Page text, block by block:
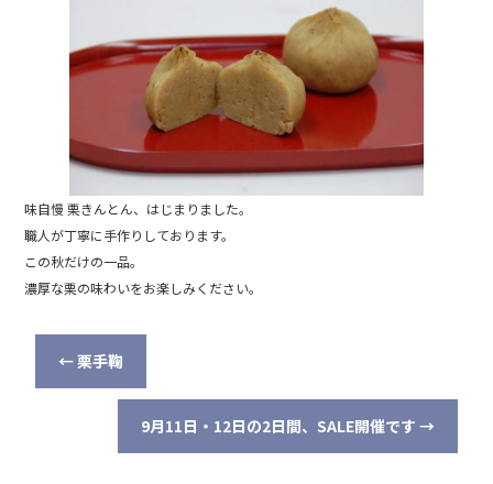
b
o
k
味自慢 栗きんとん、はじまりました。
職人が丁寧に手作りしております。
この秋だけの一品。
濃厚な栗の味わいをお楽しみください。
←栗手鞠
9月11日・12日の2日間、SALE開催です →